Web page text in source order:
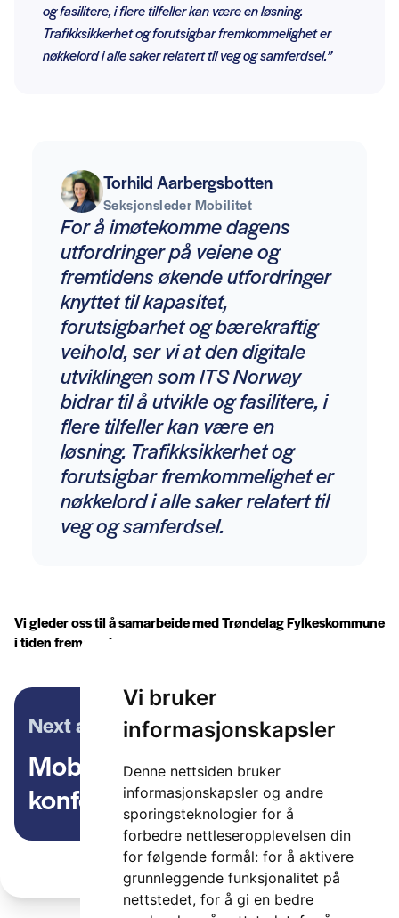
Vi bruker
informasjonskapsler
Denne nettsiden bruker
informasjonskapsler og andre
sporingsteknologier for å
forbedre nettleseropplevelsen din
for følgende formål: for å aktivere
grunnleggende funksjonalitet på
nettstedet, for å gi en bedre
og fasilitere, i flere tilfeller kan være en løsning.
Trafikksikkerhet og forutsigbar fremkommelighet er
nøkkelord i alle saker relatert til veg og samferdsel.”
Torhild Aarbergsbotten
Seksjonsleder Mobilitet
For å imøtekomme dagens
utfordringer på veiene og
fremtidens økende utfordringer
knyttet til kapasitet,
forutsigbarhet og bærekraftig
veihold, ser vi at den digitale
utviklingen som ITS Norway
bidrar til å utvikle og fasilitere, i
flere tilfeller kan være en
løsning. Trafikksikkerhet og
forutsigbar fremkommelighet er
nøkkelord i alle saker relatert til
veg og samferdsel.
Vi gleder oss til å samarbeide med Trøndelag Fylkeskommune
i tiden fremover!
Next article
Mobilitet 2024 – send inn ditt
konferansebidrag